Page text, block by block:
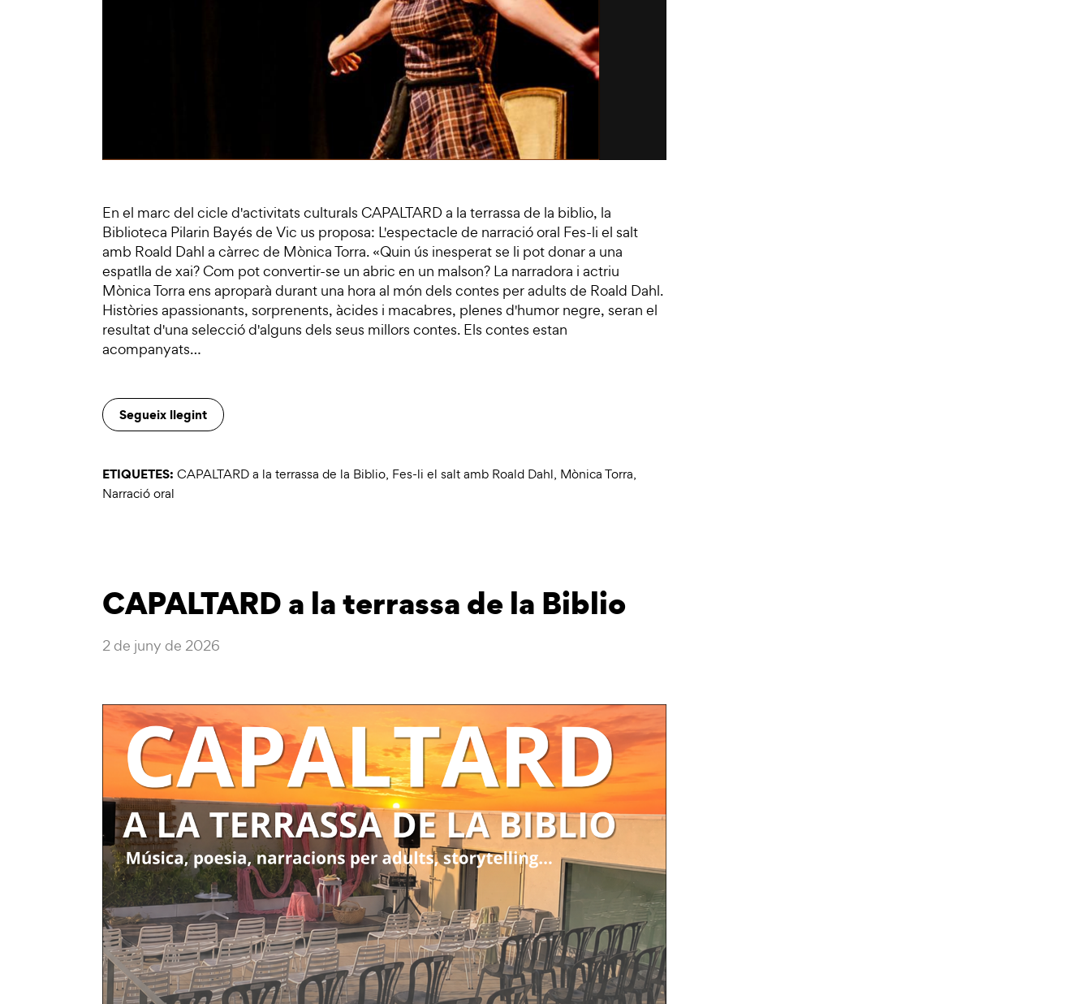
En el marc del cicle d'activitats culturals CAPALTARD a la terrassa de la biblio, la
Biblioteca Pilarin Bayés de Vic us proposa: L'espectacle de narració oral Fes-li el salt
amb Roald Dahl a càrrec de Mònica Torra. «Quin ús inesperat se li pot donar a una
espatlla de xai? Com pot convertir-se un abric en un malson? La narradora i actriu
Mònica Torra ens aproparà durant una hora al món dels contes per adults de Roald Dahl.
Històries apassionants, sorprenents, àcides i macabres, plenes d'humor negre, seran el
resultat d'una selecció d'alguns dels seus millors contes. Els contes estan
acompanyats…
Segueix llegint
ETIQUETES: CAPALTARD a la terrassa de la Biblio, Fes-li el salt amb Roald Dahl, Mònica Torra,
Narració oral
CAPALTARD a la terrassa de la Biblio
2 de juny de 2026